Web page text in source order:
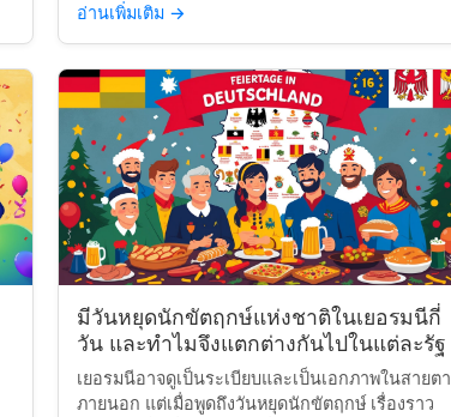
อ่านเพิ่มเติม →
มีวันหยุดนักขัตฤกษ์แห่งชาติในเยอรมนีกี่
วัน และทำไมจึงแตกต่างกันไปในแต่ละรัฐ
เยอรมนีอาจดูเป็นระเบียบและเป็นเอกภาพในสายตา
ภายนอก แต่เมื่อพูดถึงวันหยุดนักขัตฤกษ์ เรื่องราว